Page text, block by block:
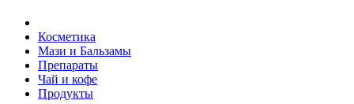
Косметика
Мази и Бальзамы
Препараты
Чай и кофе
Продукты